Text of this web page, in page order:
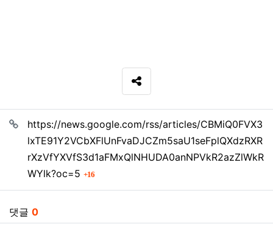
SNS 공유
관련자료
https://news.google.com/rss/articles/CBMiQ0FVX3
lxTE91Y2VCbXFlUnFvaDJCZm5saU1seFplQXdzRXR
rXzVfYXVfS3d1aFMxQlNHUDA0anNPVkR2azZlWkR
WYlk?oc=5
16회 연결
댓글 0